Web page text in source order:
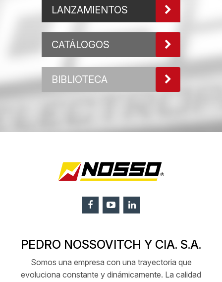
LANZAMIENTOS
CATÁLOGOS
BIBLIOTECA
PEDRO NOSSOVITCH Y CIA. S.A.
Somos una empresa con una trayectoria que
evoluciona constante y dinámicamente. La calidad